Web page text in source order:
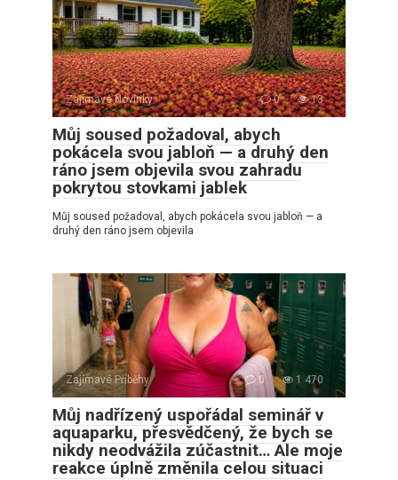
Zajímavé Novinky 0 13
Můj soused požadoval, abych
pokácela svou jabloň — a druhý den
ráno jsem objevila svou zahradu
pokrytou stovkami jablek
Můj soused požadoval, abych pokácela svou jabloň — a
druhý den ráno jsem objevila
Zajímavé Příběhy 0 1 470
Můj nadřízený uspořádal seminář v
aquaparku, přesvědčený, že bych se
nikdy neodvážila zúčastnit… Ale moje
reakce úplně změnila celou situaci